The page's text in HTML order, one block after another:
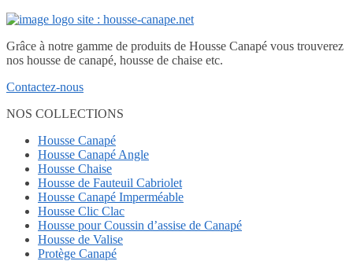
Grâce à notre gamme de produits de Housse Canapé vous trouverez
nos housse de canapé, housse de chaise etc.
Contactez-nous
NOS COLLECTIONS
Housse Canapé
Housse Canapé Angle
Housse Chaise
Housse de Fauteuil Cabriolet
Housse Canapé Imperméable
Housse Clic Clac
Housse pour Coussin d’assise de Canapé
Housse de Valise
Protège Canapé